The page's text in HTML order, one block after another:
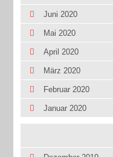
Juni 2020
Mai 2020
April 2020
März 2020
Februar 2020
Januar 2020